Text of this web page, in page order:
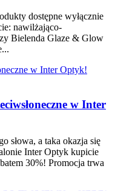
dostępne wyłącznie
nawilżająco-
Bielenda Glaze & Glow
w Inter
słowa, a taka okazja się
Inter Optyk kupicie
30%! Promocja trwa